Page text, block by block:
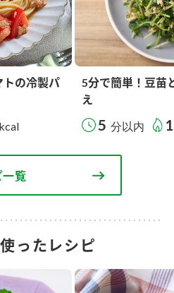
トの冷製パ
kcal
5分で簡単！豆苗
え
5 分以内
一覧
ったレシピ